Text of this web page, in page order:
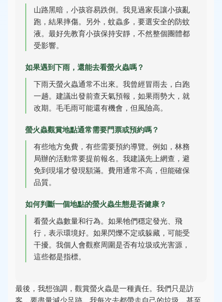
山路黑暗，小孩容易跌倒。我見過家長讓小孩亂
跑，結果摔傷。另外，蚊蟲多，要選安全的防蚊
液。最好先教育小孩保持安靜，不然整個團體都
受影響。
如果遇到下雨，還能去看螢火蟲嗎？
下雨天螢火蟲通常不出來。我曾經冒雨去，白跑
一趟。建議出發前查天氣預報，如果雨勢大，就
改期。毛毛雨可能還有機會，但風險高。
螢火蟲觀賞地點通常需要門票或預約嗎？
有些地方免費，有些需要預約導覽。例如，林務
局辦的活動常要提前報名。我建議先上網查，避
免到現場才發現額滿。費用通常不高，但能確保
品質。
如何判斷一個地點的螢火蟲生態是否健康？
看螢火蟲數量和行為。如果牠們穩定發光、飛
行，表示環境好。如果閃爍不定或躲藏，可能受
干擾。我個人會觀察周圍是否有垃圾或光害源，
這些都是指標。
最後，我想強調，觀賞螢火蟲是一種責任。我們只是訪